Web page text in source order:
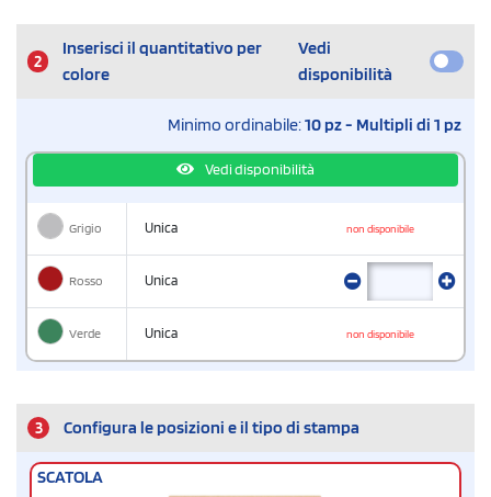
2
Inserisci il quantitativo per
colore
Vedi
disponibilità
Minimo ordinabile:10 pz - Multipli di 1 pz
Vedi disponibilità
Grigio Unica non disponibile
Rosso Unica
Verde Unica non disponibile
3 Configura le posizioni e il tipo di stampa
SCATOLA